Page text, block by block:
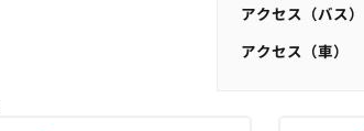
アクセス（バス）
アクセス（車）